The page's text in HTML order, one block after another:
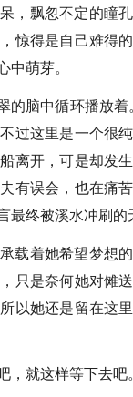
，飘忽不定的瞳
惊得是自己难得
中萌芽。
的脑中循环播放
过这里是一个很
离开，可是却发
有误会，也在痛
终被溪水冲刷的
载着她希望梦想
只是奈何她对傩
以她还是留在这
，就这样等下去吧